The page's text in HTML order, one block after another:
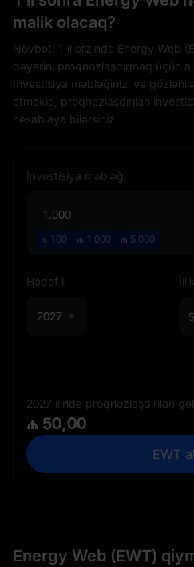
malik olacaq?
Növbəti 1 il ərzində Energy Web
dəyərini proqnozlaşdırmaq üçün
İnvestisiya məbləğinizi və
etməklə, proqnozlaşdırılan
hesablaya bilərsiniz.
İnvestisiya məbləği
₼ 100 ₼ 1.000 ₼ 5.000
Hədəf il
2027
2027 ilində proqnozlaşdırılan
₼ 50,00
EWT
Energy Web (EWT)